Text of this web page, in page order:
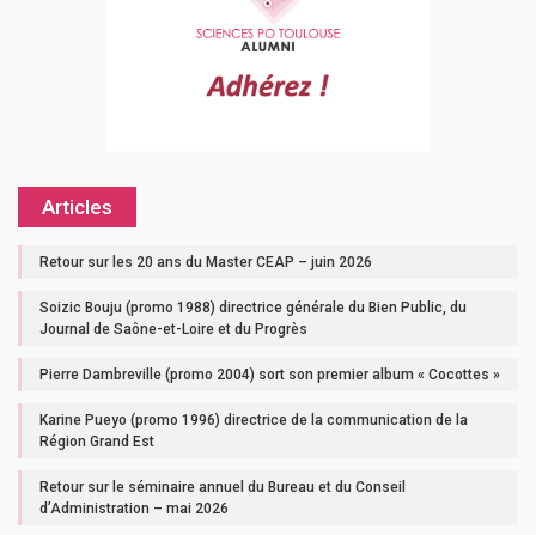
Articles
Retour sur les 20 ans du Master CEAP – juin 2026
Soizic Bouju (promo 1988) directrice générale du Bien Public, du
Journal de Saône-et-Loire et du Progrès
Pierre Dambreville (promo 2004) sort son premier album « Cocottes »
Karine Pueyo (promo 1996) directrice de la communication de la
Région Grand Est
Retour sur le séminaire annuel du Bureau et du Conseil
d’Administration – mai 2026